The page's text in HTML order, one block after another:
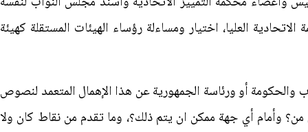
العليا، اختيار ومساءلة رؤساء الهيئات المستقلة كهيئة
أو ورئاسة الجمهورية عن هذا الإهمال المتعمد لنصوص
وأمام أي جهة ممكن ان يتم ذلك؟، وما تقدم من نقاط كان ولا